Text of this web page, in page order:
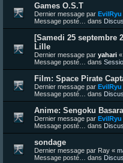
Games O.S.T
Dernier message par EvilRyu
Message posté… dans
[Samedi 25 septembre
Lille
Dernier message par yahari «
Message posté… dans
Film: Space Pirate
Dernier message par EvilRyu
Message posté… dans
Anime: Sengoku Basara
Dernier message par EvilRyu
Message posté… dans
sondage
Dernier message par Ray «
Message posté… dans